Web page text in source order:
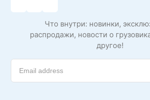
Что внутри: новинки,
распродажи, новости о
другое!